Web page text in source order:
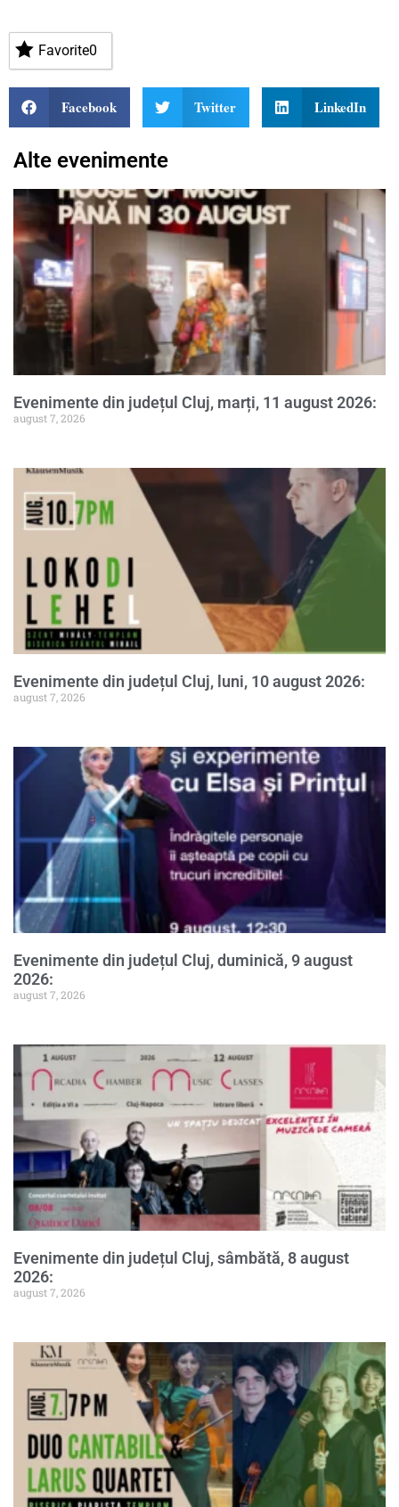
Favorite0
Facebook Twitter LinkedIn
Alte evenimente
Evenimente din județul Cluj, marți, 11 august 2026:
august 7, 2026
Evenimente din județul Cluj, luni, 10 august 2026:
august 7, 2026
Evenimente din județul Cluj, duminică, 9 august
2026:
august 7, 2026
Evenimente din județul Cluj, sâmbătă, 8 august
2026:
august 7, 2026